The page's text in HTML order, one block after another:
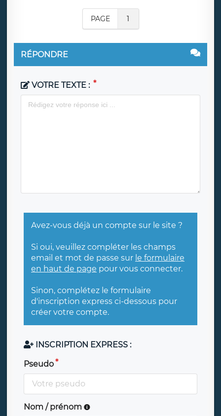
PAGE 1
RÉPONDRE
VOTRE TEXTE :
Avez-vous déjà un compte sur le site ?
Si oui, veuillez compléter les champs
email et mot de passe sur le formulaire
en haut de page pour vous connecter.
Sinon, complétez le formulaire
d'inscription express ci-dessous pour
créer votre compte.
INSCRIPTION EXPRESS :
Pseudo
Nom / prénom